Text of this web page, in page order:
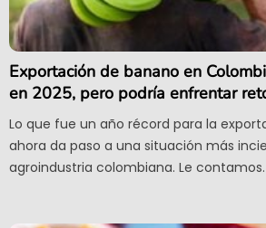
Exportación de banano en
en 2025, pero podría enfrentar
Lo que fue un año récord para la
ahora da paso a una situación más
agroindustria colombiana. Le contamos.